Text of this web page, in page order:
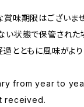
味期限はございませ
い状態で保管された
とともに風味がより
from year to
received.